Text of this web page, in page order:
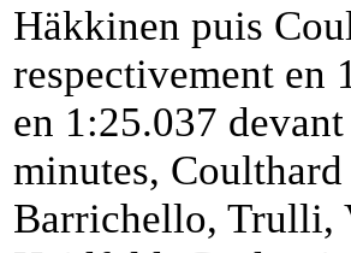
Häkkinen puis
respectivement en
en 1:25.037
minutes,
Barrichello, Trulli,